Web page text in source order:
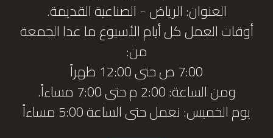
العنوان: الرياض - الصناعية القديمة.
أوقات العمل كل أيام الأسبوع ما عدا الجمعة
من:
7:00 ص حتى 12:00 ظهراً
ومن الساعة: 2:00 م حتى 7:00 مساءاً.
يوم الخميس: نعمل حتى الساعة 5:00 مساءاً